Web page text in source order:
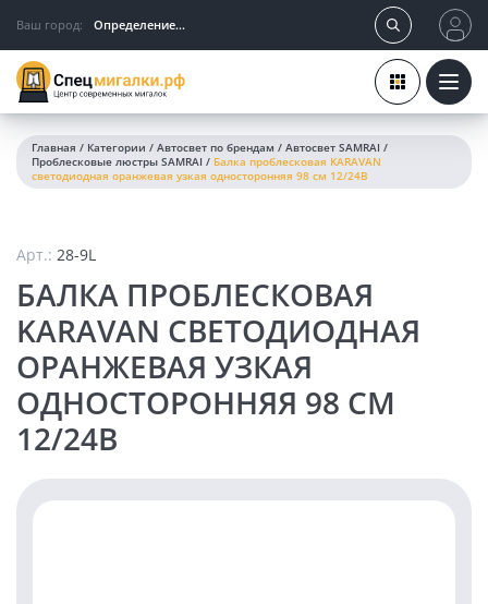
Ваш город: Определение...
Главная / Категории / Автосвет по брендам / Автосвет SAMRAI /
Проблесковые люстры SAMRAI / Балка проблесковая KARAVAN
светодиодная оранжевая узкая односторонняя 98 см 12/24В
Арт.: 28-9L
БАЛКА ПРОБЛЕСКОВАЯ
KARAVAN СВЕТОДИОДНАЯ
ОРАНЖЕВАЯ УЗКАЯ
ОДНОСТОРОННЯЯ 98 СМ
12/24В